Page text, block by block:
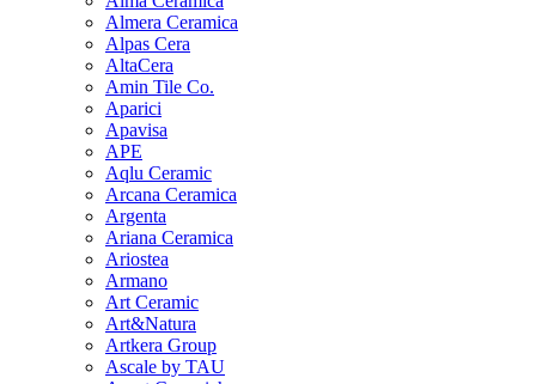
Almera Ceramica
Alpas Cera
AltaCera
Amin Tile Co.
Aparici
Apavisa
APE
Aqlu Ceramic
Arcana Ceramica
Argenta
Ariana Ceramica
Ariostea
Armano
Art Ceramic
Art&Natura
Artkera Group
Ascale by TAU